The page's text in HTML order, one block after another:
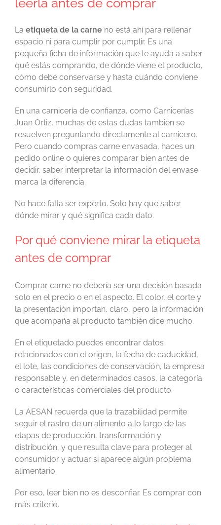
leerla antes de comprar
La etiqueta de la carne no está ahí para rellenar
espacio ni para cumplir por cumplir. Es una
pequeña ficha de información que te ayuda a saber
qué estás comprando, de dónde viene el producto,
cómo debe conservarse y hasta cuándo conviene
consumirlo con seguridad.
En una carnicería de confianza, como Carnicerías
Juan Ortiz, muchas de estas dudas también se
resuelven preguntando directamente al carnicero.
Pero cuando compras carne envasada, haces un
pedido online o quieres comparar bien antes de
decidir, saber interpretar la información del envase
marca la diferencia.
No hace falta ser experto. Solo hay que saber
dónde mirar y qué significa cada dato.
Por qué conviene mirar la etiqueta
antes de comprar
Comprar carne no debería ser una decisión basada
solo en el precio o en el aspecto. El color, el corte y
la presentación importan, claro, pero la información
que acompaña al producto también dice mucho.
En el etiquetado puedes encontrar datos
relacionados con el origen, la fecha de caducidad,
el lote, las condiciones de conservación, la empresa
responsable y, en determinados casos, la categoría
o características comerciales del producto.
La AESAN recuerda que la trazabilidad permite
seguir el rastro de un alimento a lo largo de las
etapas de producción, transformación y
distribución, y que resulta clave para proteger al
consumidor y actuar si aparece algún problema
alimentario.
Por eso, leer bien no es desconfiar. Es comprar con
más criterio.